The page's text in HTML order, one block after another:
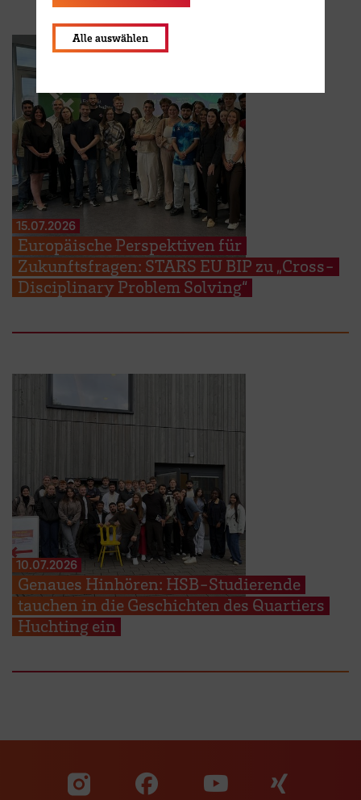
15.07.2026
Europäische Perspektiven für
Zukunftsfragen: STARS EU BIP zu „Cross-
Disciplinary Problem Solving“
10.07.2026
Genaues Hinhören: HSB-Studierende
tauchen in die Geschichten des Quartiers
Huchting ein
Zu unserer Facebook
Zu
Alle auswählen